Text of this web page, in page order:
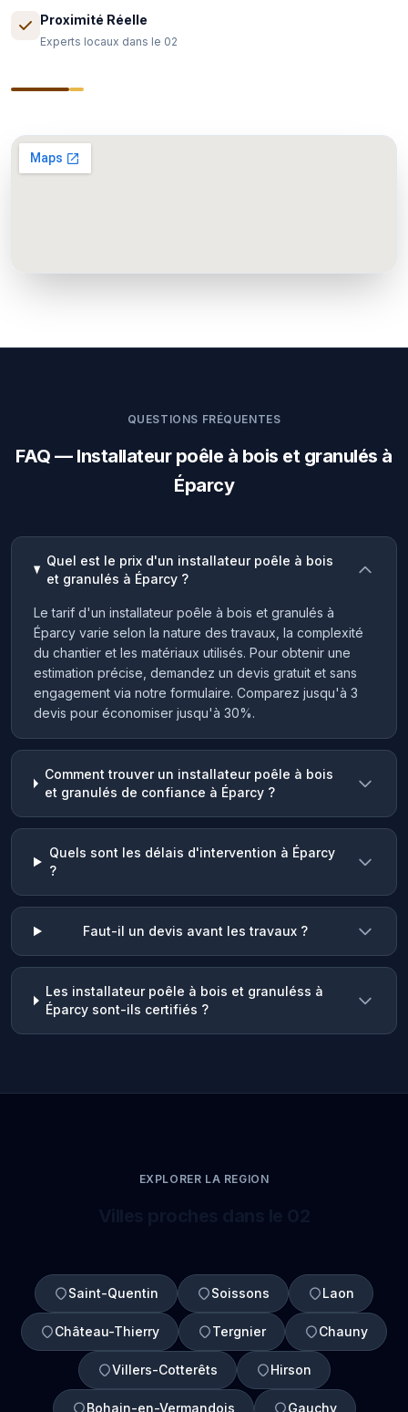
Proximité Réelle
Experts locaux dans le 02
QUESTIONS FRÉQUENTES
FAQ — Installateur poêle à bois et granulés à
Éparcy
Quel est le prix d'un installateur poêle à bois
et granulés à Éparcy ?
Le tarif d'un installateur poêle à bois et granulés à
Éparcy varie selon la nature des travaux, la complexité
du chantier et les matériaux utilisés. Pour obtenir une
estimation précise, demandez un devis gratuit et sans
engagement via notre formulaire. Comparez jusqu'à 3
devis pour économiser jusqu'à 30%.
Comment trouver un installateur poêle à bois
et granulés de confiance à Éparcy ?
Quels sont les délais d'intervention à Éparcy
?
Faut-il un devis avant les travaux ?
Les installateur poêle à bois et granuléss à
Éparcy sont-ils certifiés ?
EXPLORER LA REGION
Saint-Quentin Soissons Laon
Château-Thierry Tergnier Chauny
Villers-Cotterêts Hirson
Bohain-en-Vermandois Gauchy